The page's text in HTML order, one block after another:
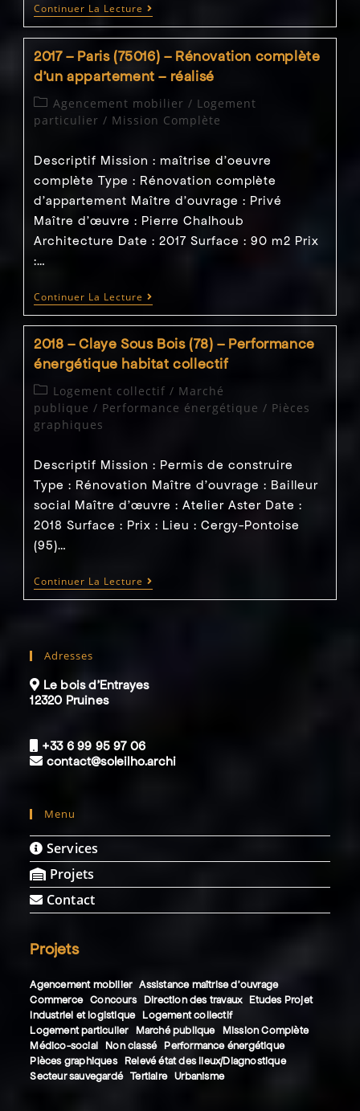
Continuer La Lecture 2017
–
Paris
(75006)
–
Rénovation
Complète
D’un
Appartement
–
2017 – Paris (75016) – Rénovation complète
d’un appartement – réalisé
Post
category:
Agencement mobilier / Logement
particulier / Mission Complète
Descriptif Mission : maîtrise d'oeuvre
complète Type : Rénovation complète
d'appartement Maître d'ouvrage : Privé
Maître d’œuvre : Pierre Chalhoub
Architecture Date : 2017 Surface : 90 m2 Prix
:…
Continuer La Lecture 2017
–
Paris
(75016)
–
Rénovation
Complète
D’un
Appartement
–
2018 – Claye Sous Bois (78) – Performance
énergétique habitat collectif
Post
category:
Logement collectif / Marché
publique / Performance énergétique / Pièces
graphiques
Descriptif Mission : Permis de construire
Type : Rénovation Maître d'ouvrage : Bailleur
social Maître d’œuvre : Atelier Aster Date :
2018 Surface : Prix : Lieu : Cergy-Pontoise
(95)…
Continuer La Lecture 2018
–
Énergétique
Adresses
Le bois d’Entrayes
12320 Pruines
+33 6 99 95 97 06
contact@soleilho.archi
Menu
Services
Projets
Contact
Projets
Agencement mobilier
Assistance maîtrise d'ouvrage
Commerce
Concours Direction des travaux
Etudes Projet
Industriel et logistique
Logement collectif
Logement particulier
Marché publique
Mission Complète
Médico-social
Non classé
Performance énergétique
Pièces graphiques
Relevé état des lieux/Diagnostique
Secteur sauvegardé
Tertiaire Urbanisme